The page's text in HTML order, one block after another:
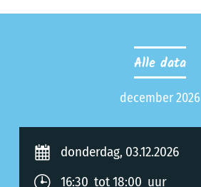
Alle data
december 2026
donderdag, 03.12.2026
16:30 tot 18:00 uur